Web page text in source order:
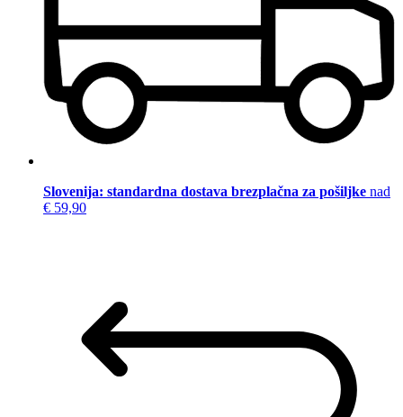
Slovenija: standardna dostava brezplačna za pošiljke nad
€ 59,90